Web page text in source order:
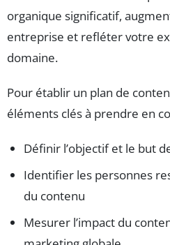
organique significatif,
entreprise et refléter votre
domaine.
Pour établir un plan de
éléments clés à prendre en
Définir l’objectif et le but
Identifier les personnes
du contenu
Mesurer l’impact du